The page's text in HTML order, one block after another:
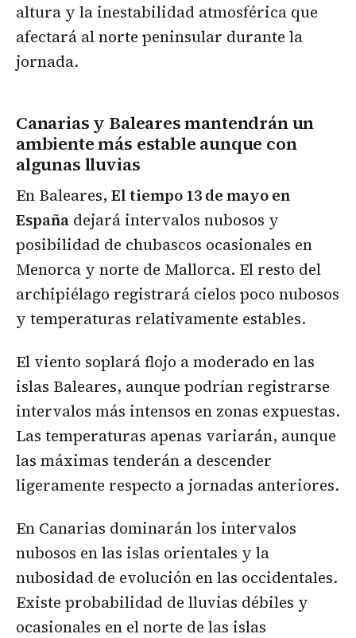
altura y la inestabilidad atmosférica que
afectará al norte peninsular durante la
jornada.
Canarias y Baleares mantendrán un
ambiente más estable aunque con
algunas lluvias
En Baleares, El tiempo 13 de mayo en
España dejará intervalos nubosos y
posibilidad de chubascos ocasionales en
Menorca y norte de Mallorca. El resto del
archipiélago registrará cielos poco nubosos
y temperaturas relativamente estables.
El viento soplará flojo a moderado en las
islas Baleares, aunque podrían registrarse
intervalos más intensos en zonas expuestas.
Las temperaturas apenas variarán, aunque
las máximas tenderán a descender
ligeramente respecto a jornadas anteriores.
En Canarias dominarán los intervalos
nubosos en las islas orientales y la
nubosidad de evolución en las occidentales.
Existe probabilidad de lluvias débiles y
ocasionales en el norte de las islas